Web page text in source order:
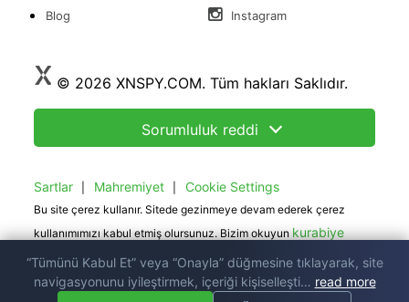
Blog
Instagram
© 2026 XNSPY.COM. Tüm hakları Saklıdır.
Sorumluluk reddi
Sartlar Mahremiyet Cookie Settings
Bu site çerez kullanır. Sitede gezinmeye devam ederek çerez
kullanımımızı kabul etmiş olursunuz. Bizim okuyunkurabiye
politika.
“Tümünü Kabul Et” veya “Onayla” düğmesine tıklayarak, site
navigasyonunu iyileştirmek, içeriği kişiselleşti… read more